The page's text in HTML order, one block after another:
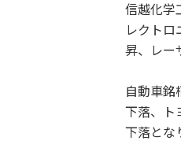
信越化学
レクトロ
昇、レー
自動車銘
下落、ト
下落とな